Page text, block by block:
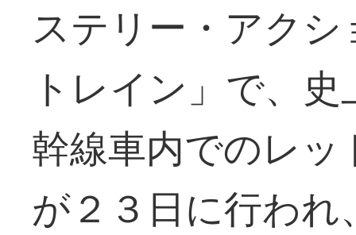
ステリー・アク
トレイン」で、
幹線車内でのレ
が２３日に行わ